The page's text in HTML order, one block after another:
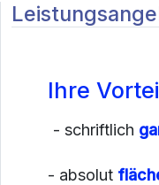
Ihre
- schriftlich
- absolut